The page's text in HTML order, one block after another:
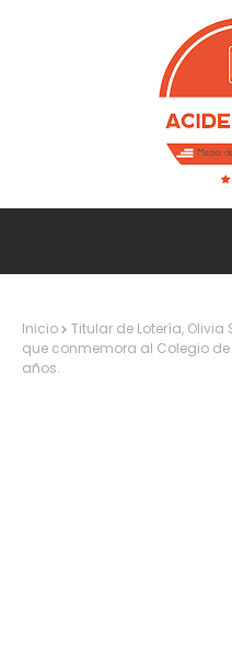
Inicio
Titular de Lotería,
que conmemora al Colegio de
años.